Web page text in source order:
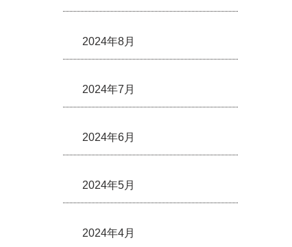
2024年8月
2024年7月
2024年6月
2024年5月
2024年4月